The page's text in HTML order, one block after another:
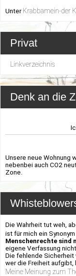
Unter Krabbamein-der
Privat
Linkverzeichnis
Denk an die
Unsere neue Wohnung
nebenbei auch CO2
Zone.
Die Wahrheit tut weh,
ist für mich ein
Menschenrechte sind
eigene Verfassung
Die fehlende Sicherheit
wer die Freiheit aufgibt,
Meine Meinung zum